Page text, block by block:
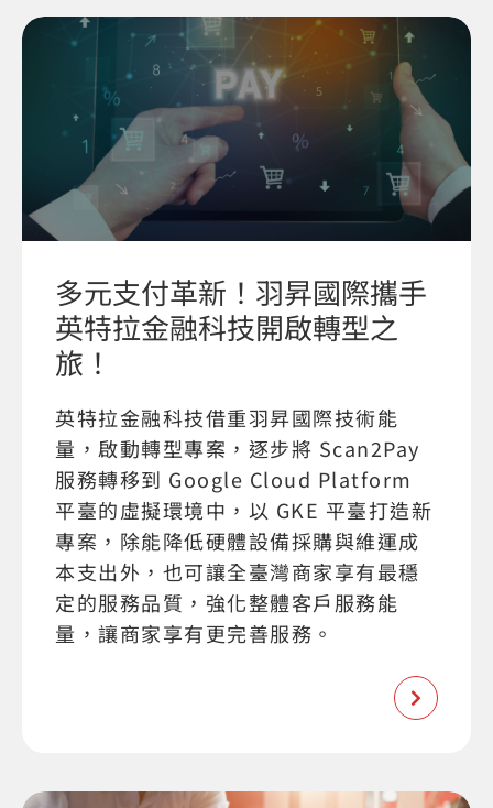
多元支付革新！羽昇國際攜手
英特拉金融科技開啟轉型之
旅！
英特拉金融科技借重羽昇國際技術能
量，啟動轉型專案，逐步將 Scan2Pay
服務轉移到 Google Cloud Platform
平臺的虛擬環境中，以 GKE 平臺打造新
專案，除能降低硬體設備採購與維運成
本支出外，也可讓全臺灣商家享有最穩
定的服務品質，強化整體客戶服務能
量，讓商家享有更完善服務。